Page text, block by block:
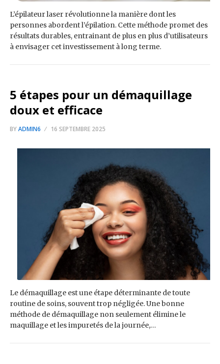
L’épilateur laser révolutionne la manière dont les
personnes abordent l’épilation. Cette méthode promet des
résultats durables, entrainant de plus en plus d’utilisateurs
à envisager cet investissement à long terme.
5 étapes pour un démaquillage
doux et efficace
BYADMIN6 16 SEPTEMBRE 2025
Le démaquillage est une étape déterminante de toute
routine de soins, souvent trop négligée. Une bonne
méthode de démaquillage non seulement élimine le
maquillage et les impuretés de la journée,…